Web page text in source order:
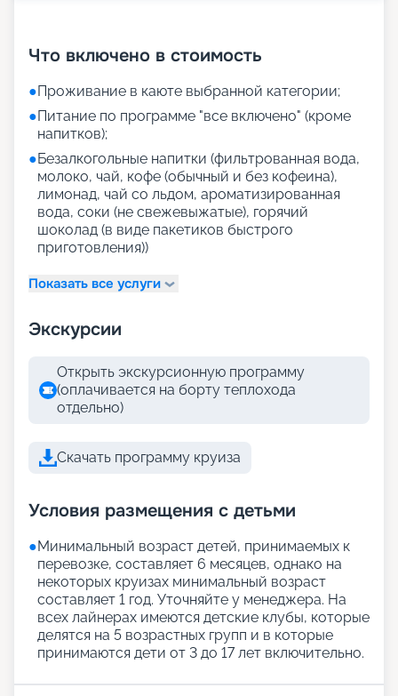
Что включено в стоимость
●Проживание в каюте выбранной категории;
●Питание по программе "все включено" (кроме
напитков);
●Безалкогольные напитки (фильтрованная вода,
молоко, чай, кофе (обычный и без кофеина),
лимонад, чай со льдом, ароматизированная
вода, соки (не свежевыжатые), горячий
шоколад (в виде пакетиков быстрого
приготовления))
Показать все услуги
Экскурсии
Открыть экскурсионную программу
(оплачивается на борту теплохода
отдельно)
Скачать программу круиза
Условия размещения с детьми
●Минимальный возраст детей, принимаемых к
перевозке, составляет 6 месяцев, однако на
некоторых круизах минимальный возраст
составляет 1 год. Уточняйте у менеджера. На
всех лайнерах имеются детские клубы, которые
делятся на 5 возрастных групп и в которые
принимаются дети от 3 до 17 лет включительно.